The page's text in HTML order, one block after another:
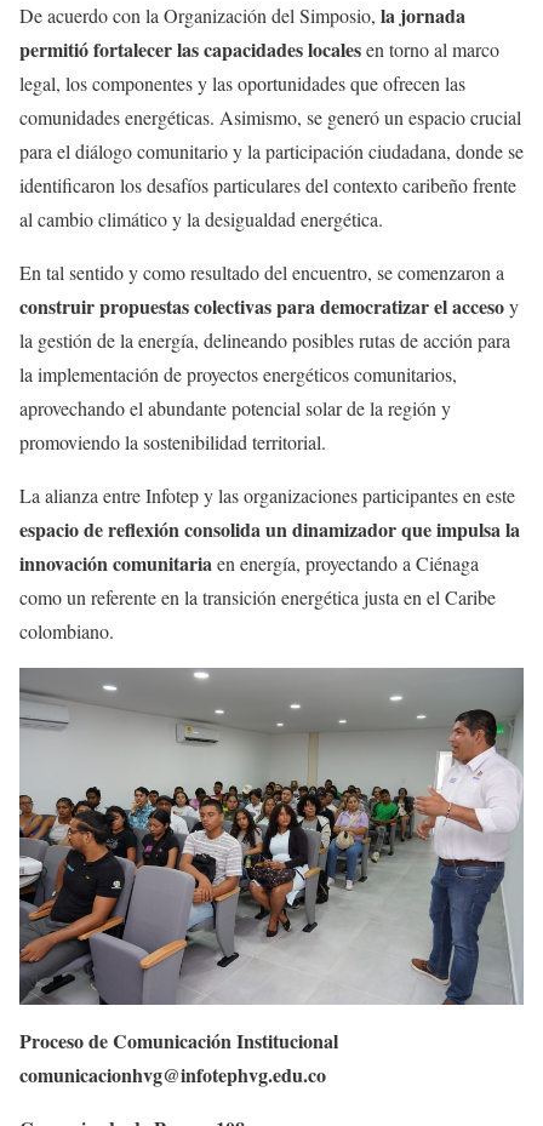
De acuerdo con la Organización del Simposio, la jornada
permitió fortalecer las capacidades localesen torno al marco
legal, los componentes y las oportunidades que ofrecen las
comunidades energéticas. Asimismo, se generó un espacio crucial
para el diálogo comunitario y la participación ciudadana, donde se
identificaron los desafíos particulares del contexto caribeño frente
al cambio climático y la desigualdad energética.
En tal sentido y como resultado del encuentro, se comenzaron a
construir propuestas colectivas para democratizar el accesoy
la gestión de la energía, delineando posibles rutas de acción para
la implementación de proyectos energéticos comunitarios,
aprovechando el abundante potencial solar de la región y
promoviendo la sostenibilidad territorial.
La alianza entre Infotep y las organizaciones participantes en este
espacio de reflexión consolida un dinamizador que impulsa la
innovación comunitariaen energía, proyectando a Ciénaga
como un referente en la transición energética justa en el Caribe
colombiano.
Proceso de Comunicación Institucional
comunicacionhvg@infotephvg.edu.co